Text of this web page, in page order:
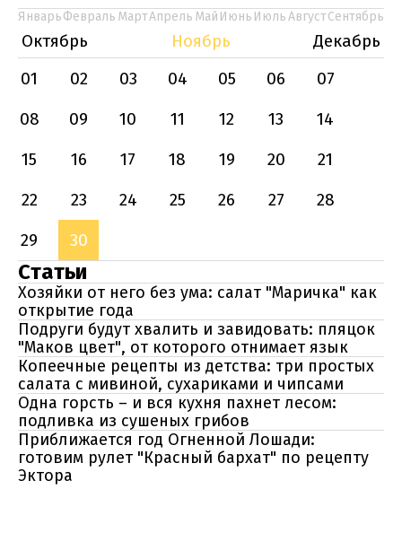
ЯнварьФевраль МартАпрель Май Июнь ИюльАвгустСентябрь
Октябрь Ноябрь
Декабрь
01
02 03 04 05 06
07
08
09 10 11 12 13
14
15
16 17 18 19 20
21
22
23 24 25 26 27
28
29
30
Статьи
Хозяйки от него без ума: салат "Маричка" как
открытие года
Подруги будут хвалить и завидовать: пляцок
"Маков цвет", от которого отнимает язык
Копеечные рецепты из детства: три простых
салата с мивиной, сухариками и чипсами
Одна горсть – и вся кухня пахнет лесом:
подливка из сушеных грибов
Приближается год Огненной Лошади:
готовим рулет "Красный бархат" по рецепту
Эктора